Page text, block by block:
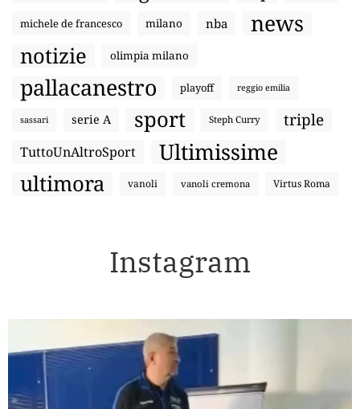
michele de francesco milano nba news
notizie olimpia milano
pallacanestro playoff reggio emilia
sassari serie A sport Steph Curry triple
TuttoUnAltroSport Ultimissime
ultimora vanoli vanoli cremona Virtus Roma
Instagram